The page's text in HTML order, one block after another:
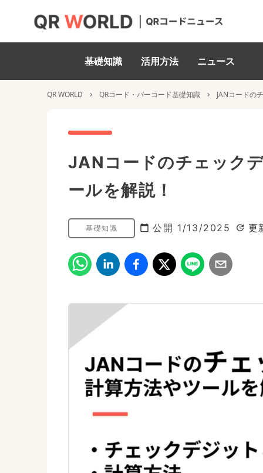
基礎知識 活用方法 ニュース
QR WORLD QRコード・バーコード基礎知識 JANコードの
JANコードのチェック
ールを解説！
基礎知識 公開 1/13/2025 更